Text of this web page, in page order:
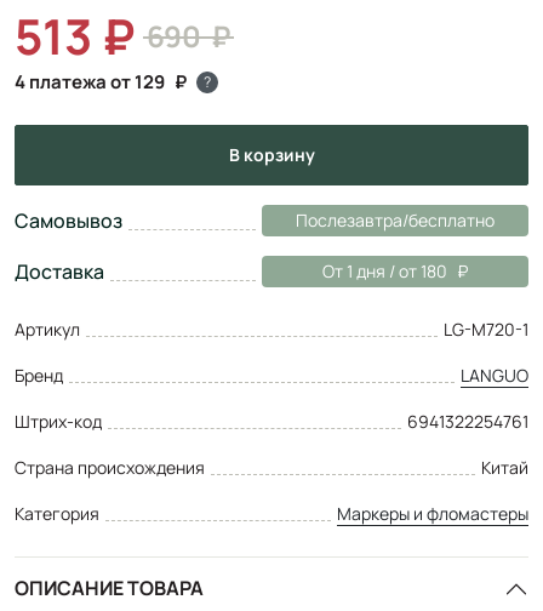
690
513
4 платежа от 129 ?
в корзину
Самовывоз Послезавтра/бесплатно
Доставка От 1 дня / от 180
Артикул
LG-M720-1
Бренд
LANGUO
Штрих-код
6941322254761
Страна происхождения
Китай
Категория
Маркеры и фломастеры
ОПИСАНИЕ ТОВАРА